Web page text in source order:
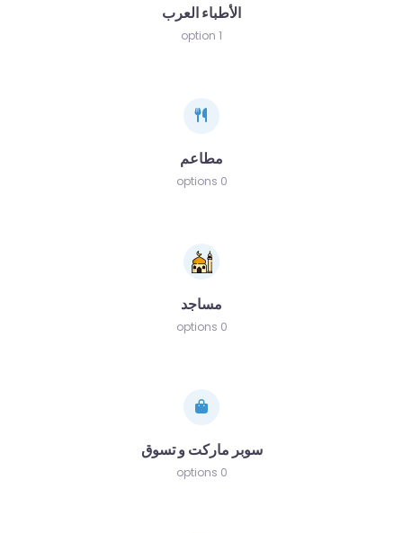
الأطباء العرب
1 option
مطاعم
0 options
مساجد
0 options
سوبر ماركت و تسوق
0 options